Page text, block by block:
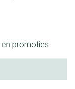
promoties